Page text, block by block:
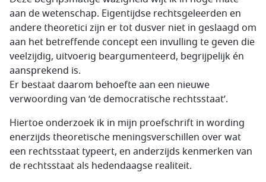
aan de wetenschap. Eigentijdse rechtsgeleerden en
andere theoretici zijn er tot dusver niet in geslaagd om
aan het betreffende concept een invulling te geven die
veelzijdig, uitvoerig beargumenteerd, begrijpelijk én
aansprekend is.
Er bestaat daarom behoefte aan een nieuwe
verwoording van ‘de democratische rechtsstaat’.
Hiertoe onderzoek ik in mijn proefschrift in wording
enerzijds theoretische meningsverschillen over wat
een rechtsstaat typeert, en anderzijds kenmerken van
de rechtsstaat als hedendaagse realiteit.